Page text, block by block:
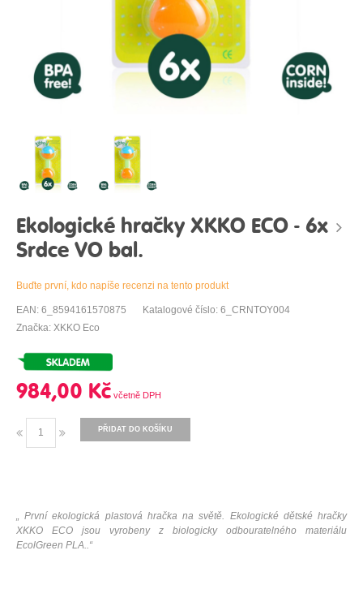
Ekologické hračky XKKO ECO - 6x
Srdce VO bal.
Buďte první, kdo napíše recenzi na tento produkt
EAN: 6_8594161570875
Katalogové číslo: 6_CRNTOY004
Značka: XKKO Eco
984,00 Kč
PŘIDAT DO KOŠÍKU
„ První ekologická plastová hračka na světě. Ekologické dětské hračky
XKKO ECO jsou vyrobeny z biologicky odbouratelného materiálu
EcolGreen PLA..“